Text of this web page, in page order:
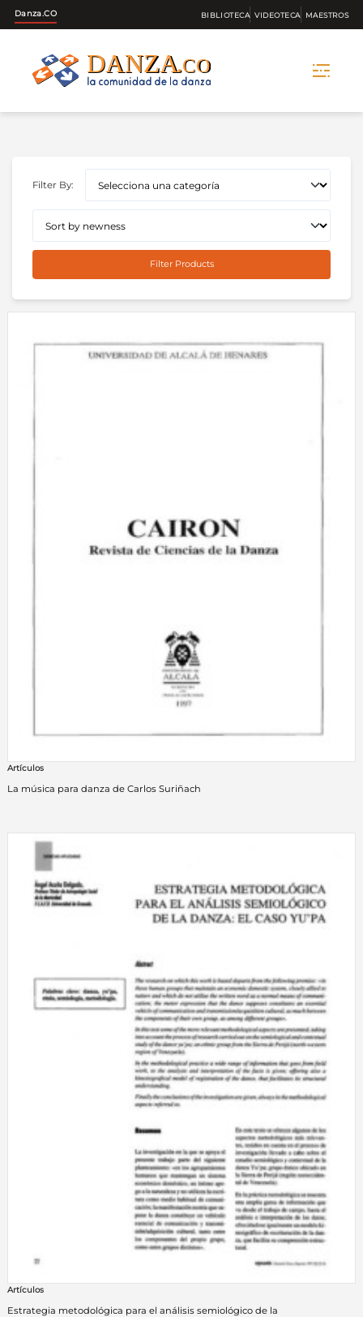
Danza.CO BIBLIOTECA VIDEOTECA MAESTROS
Filter By:
Filter Products
Artículos
La música para danza de Carlos Suriñach
Artículos
Estrategia metodológica para el análisis semiológico de la